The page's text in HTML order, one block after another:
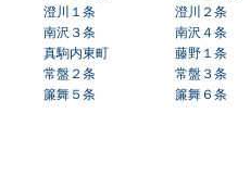
澄川１条 澄川２条
南沢３条 南沢４条
真駒内東町 藤野１条
常盤２条 常盤３条
簾舞５条 簾舞６条